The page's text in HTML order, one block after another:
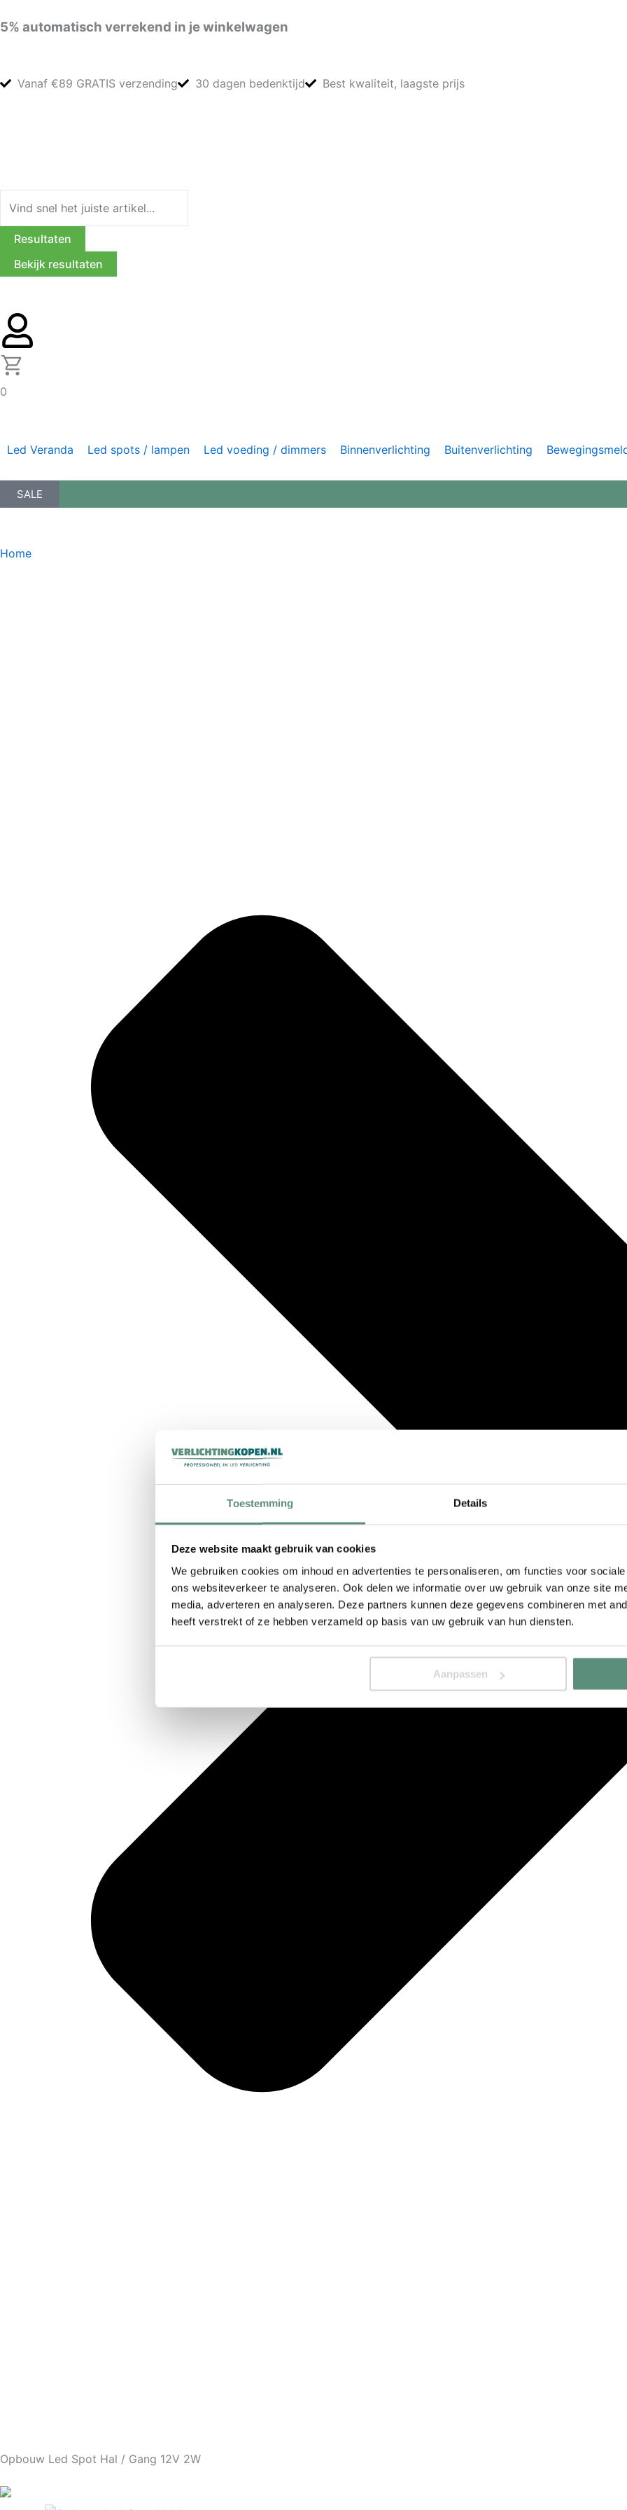
Toestemming Details
Deze website maakt gebruik van cookies
We gebruiken cookies om inhoud en advertenties te personaliseren, om functies voor
ons websiteverkeer te analyseren. Ook delen we informatie over uw gebruik van onze site
media, adverteren en analyseren. Deze partners kunnen deze gegevens combineren met
heeft verstrekt of ze hebben verzameld op basis van uw gebruik van hun diensten.
Aanpassen
naar
5% automatisch verrekend in je winkelwagen
Vanaf €89 GRATIS verzending 30 dagen bedenktijd Best kwaliteit, laagste prijs
Resultaten
Bekijk resultaten
0
Led Veranda Led spots / lampen Led voeding / dimmers Binnenverlichting Buitenverlichting
SALE
Home
Opbouw Led Spot Hal / Gang 12V 2W